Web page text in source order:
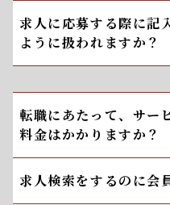
求人に応募する際に記
ように扱われますか？
転職にあたって、サー
料金はかかりますか？
求人検索をするのに会